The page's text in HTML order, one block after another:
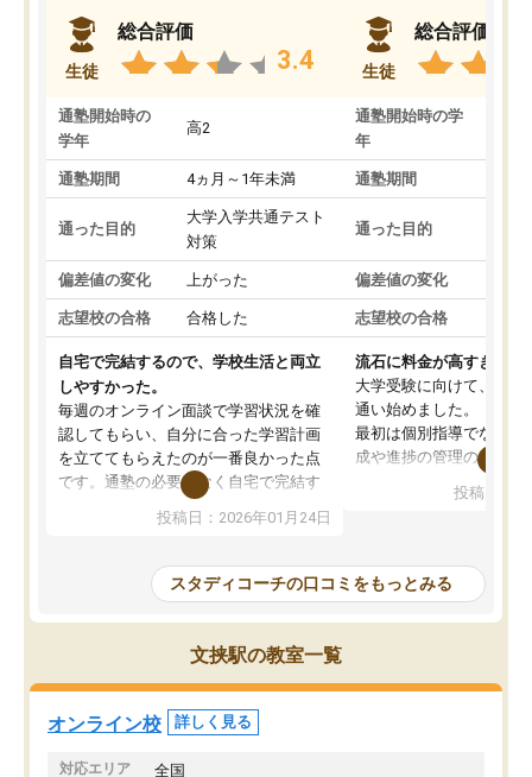
生徒
総合評価
3.4
通塾開始時の
学年
高2
通塾期間 4ヵ月～1年未満
通った目的
大学入学共通テスト
対策
偏差値の変化 上がった
志望校の合格 合格した
自宅で完結するので、学校生活と両立
しやすかった。
毎週のオンライン面談で学習状況を確
認してもらい、自分に合った学習計画
を立ててもらえたのが一番良かった点
です。通塾の必要がなく自宅で完結す
たです。コーチが現役大学生で相談し
安も気軽に話せました。勉強習慣が身
についたと感じています。また、チャ
ットで質問できるのも便利でした。一
人では迷いがちだった受験勉強を、最
だと思います。
投稿日：2026年01月24日
生徒
総合評価
通塾開始時の学
年
通塾期間
通った目的
偏差値の変化
志望校の合格
流石に料金が高すぎる
大学受験に向けて、高2
通い始めました。
最初は個別指導でなく、
成や進捗の管理のみのコ
じ個別指導コースに変更
性が良くなかったです。
モチベーションが上がら
にやめてしまいました。
の方の予定が空いていな
投稿日：
スタディコーチの口コミをもっとみる
文挟駅の教室一覧
オンライン校 詳しく見る
対応エリア 全国